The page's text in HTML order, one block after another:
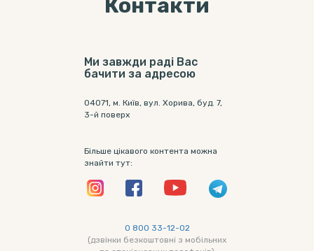
Контакти
Ми завжди раді Вас
бачити за адресою
04071, м. Київ, вул. Хорива, буд. 7,
3-й поверх
Більше цікавого контента можна
знайти тут:
0 800 33-12-02
(дзвінки безкоштовні з мобільних